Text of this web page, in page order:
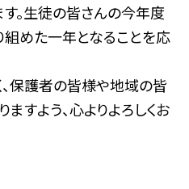
。生徒の皆さんの今年度
組めた一年となることを応
保護者の皆様や地域の皆
すよう、心よりよろしくお